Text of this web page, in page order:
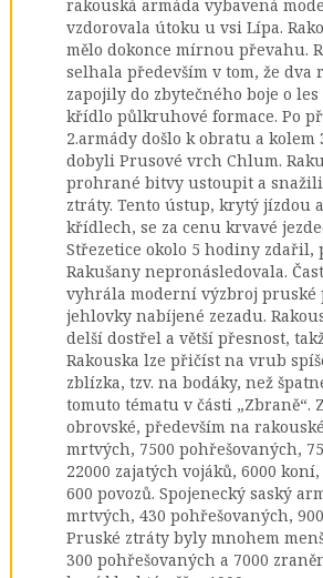
rakouská armáda vybavená
vzdorovala útoku u vsi Lípa.
mělo dokonce mírnou převahu.
selhala především v tom, že dva
zapojily do zbytečného boje o
křídlo půlkruhové formace. Po
2.armády došlo k obratu a
dobyli Prusové vrch Chlum.
prohrané bitvy ustoupit a snažili
ztráty. Tento ústup, krytý jízdou
křídlech, se za cenu krvavé
Střezetice okolo 5 hodiny zdařil,
Rakušany nepronásledovala.
vyhrála moderní výzbroj pruské
jehlovky nabíjené zezadu.
delší dostřel a větší přesnost,
Rakouska lze přičíst na vrub
zblízka, tzv. na bodáky, než
tomuto tématu v části „Zbraně“.
obrovské, především na
mrtvých, 7500 pohřešovaných,
22000 zajatých vojáků, 6000
600 povozů. Spojenecký saský
mrtvých, 430 pohřešovaných,
Pruské ztráty byly mnohem
300 pohřešovaných a 7000